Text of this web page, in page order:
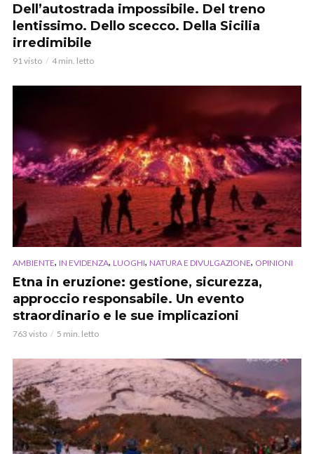
Dell’autostrada impossibile. Del treno
lentissimo. Dello scecco. Della Sicilia
irredimibile
91 visto 4 min. letto
AMBIENTE, IN EVIDENZA, LUOGHI, NATURA E DIVULGAZIONE, OPINIONI
Etna in eruzione: gestione, sicurezza,
approccio responsabile. Un evento
straordinario e le sue implicazioni
763 visto 5 min. letto